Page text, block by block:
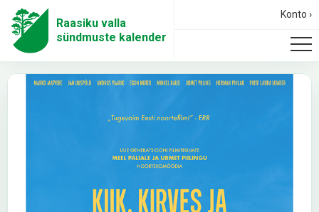
Raasiku valla
sündmuste kalender
Konto ›